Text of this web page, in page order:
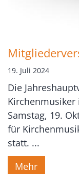
19. Juli 2024
Die
Samstag, 19.
für
statt. ...
Mehr